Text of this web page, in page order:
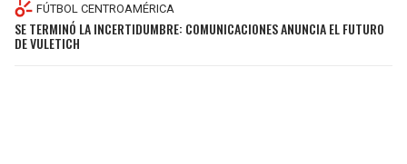
FÚTBOL CENTROAMÉRICA
SE TERMINÓ LA INCERTIDUMBRE: COMUNICACIONES ANUNCIA EL FUTURO
DE VULETICH